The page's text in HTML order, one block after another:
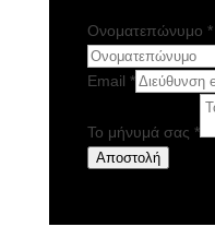
Ονοματεπώνυμο *
Email *
Το μήνυμά σας *
Αποστολή